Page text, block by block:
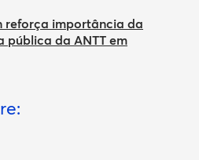
reforça importância da
pública da ANTT em